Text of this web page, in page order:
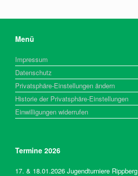
Menü
Impressum
Datenschutz
Privatsphäre-Einstellungen ändern
Historie der Privatsphäre-Einstellungen
Einwilligungen widerrufen
Termine 2026
17. & 18.01.2026 Jugendturniere Rippberg